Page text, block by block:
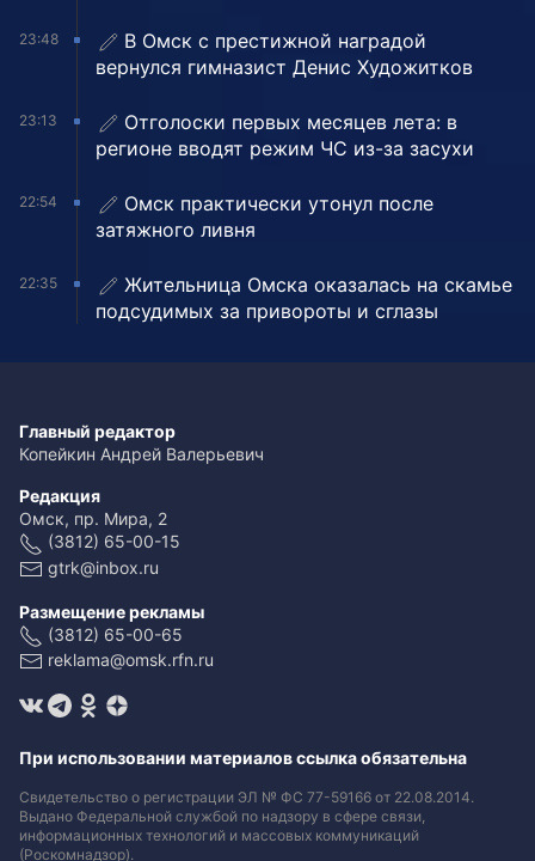
23:48
В Омск с престижной наградой
вернулся гимназист Денис Художитков
23:13
Отголоски первых месяцев лета: в
регионе вводят режим ЧС из-за засухи
22:54
Омск практически утонул после
затяжного ливня
22:35
Жительница Омска оказалась на скамье
подсудимых за привороты и сглазы
Главный редактор
Копейкин Андрей Валерьевич
Редакция
Омск, пр. Мира, 2
(3812) 65-00-15
gtrk@inbox.ru
Размещение рекламы
(3812) 65-00-65
reklama@omsk.rfn.ru
При использовании материалов ссылка обязательна
Свидетельство о регистрации ЭЛ № ФС 77-59166 от 22.08.2014.
Выдано Федеральной службой по надзору в сфере связи,
информационных технологий и массовых коммуникаций
(Роскомнадзор).